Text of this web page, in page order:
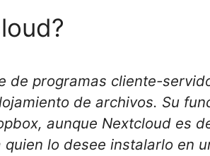
de programas cliente-
de archivos. Su
aunque Nextcloud es
lo desee instalarlo en